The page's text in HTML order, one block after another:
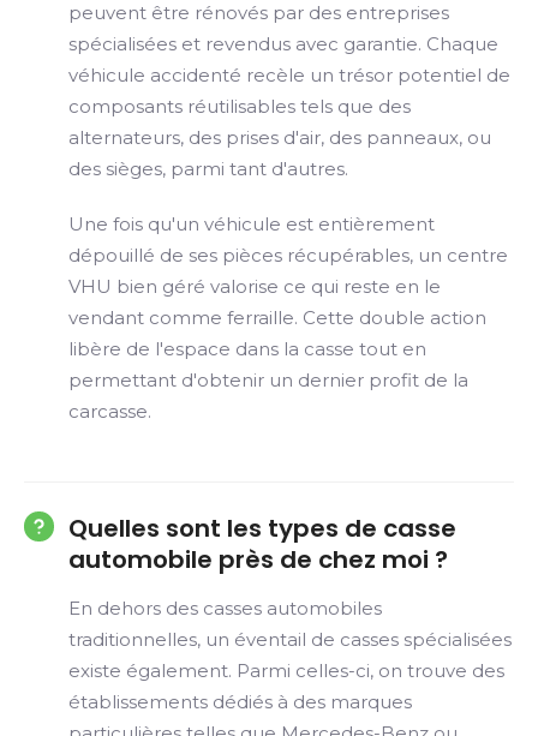
peuvent être rénovés par des entreprises
spécialisées et revendus avec garantie. Chaque
véhicule accidenté recèle un trésor potentiel de
composants réutilisables tels que des
alternateurs, des prises d'air, des panneaux, ou
des sièges, parmi tant d'autres.
Une fois qu'un véhicule est entièrement
dépouillé de ses pièces récupérables, un centre
VHU bien géré valorise ce qui reste en le
vendant comme ferraille. Cette double action
libère de l'espace dans la casse tout en
permettant d'obtenir un dernier profit de la
carcasse.
Quelles sont les types de casse
automobile près de chez moi ?
En dehors des casses automobiles
traditionnelles, un éventail de casses spécialisées
existe également. Parmi celles-ci, on trouve des
établissements dédiés à des marques